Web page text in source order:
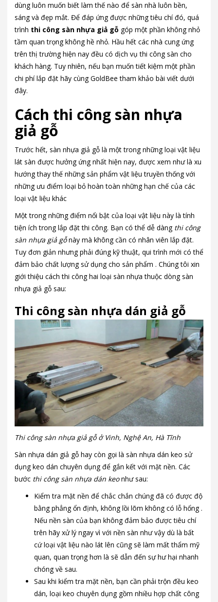
dùng luôn muốn biết làm thế nào để sàn nhà luôn bền,
sáng và đẹp mắt. Để đáp ứng được những tiêu chí đó, quá
trình thi công sàn nhựa giả gỗ góp một phần không nhỏ
tầm quan trọng không hề nhỏ. Hầu hết các nhà cung ứng
trên thị trường hiện nay đều có dịch vụ thi công sàn cho
khách hàng. Tuy nhiên, nếu bạn muốn tiết kiệm một phần
chi phí lắp đặt hãy cùng GoldBee tham khảo bài viết dưới
đây.
Cách thi công sàn nhựa
giả gỗ
Trước hết, sàn nhựa giả gỗ là một trong những loại vật liệu
lát sàn được hưởng ứng nhất hiện nay, được xem như là xu
hướng thay thế những sản phẩm vật liệu truyền thống với
những ưu điểm loại bỏ hoàn toàn những hạn chế của các
loại vật liệu khác
Một trong những điểm nổi bật của loại vật liệu này là tính
tiện ích trong lắp đặt thi công. Bạn có thể dễ dàng thi công
sàn nhựa giả gỗnày mà không cần có nhân viên lắp đặt.
Tuy đơn giản nhưng phải đúng kỹ thuật, qui trình mới có thể
đảm bảo chất lượng sử dụng cho sản phẩm . Chúng tôi xin
giới thiệu cách thi công hai loại sàn nhựa thuộc dòng sàn
nhựa giả gỗ sau:
Thi công sàn nhựa dán giả gỗ
Thi công sàn nhựa giả gỗ ở Vinh, Nghệ An, Hà Tĩnh
Sàn nhựa dán giả gỗ hay còn gọi là sàn nhựa dán keo sử
dụng keo dán chuyên dụng để gắn kết với mặt nền. Các
bước thi công sàn nhựa dán keonhư sau:
Kiểm tra mặt nền để chắc chắn chúng đã có được độ
bằng phẳng ổn định, không lồi lõm không có lỗ hổng .
Nếu nền sàn của bạn không đảm bảo được tiêu chí
trên hãy xử lý ngay vì với nền sàn như vậy dù là bất
cứ loại vật liệu nào lát lên cũng sẽ làm mất thẩm mỹ
quan, quan trọng hơn là sẽ dẫn đến sự hư hại nhanh
chóng về sau.
Sau khi kiểm tra mặt nền, bạn cần phải trộn đều keo
dán, loại keo chuyên dụng gồm nhiều hợp chất công